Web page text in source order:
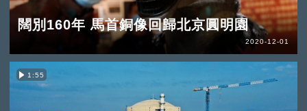
闊別160年 馬首銅像回歸北京圓明園
2020-12-01
1:55